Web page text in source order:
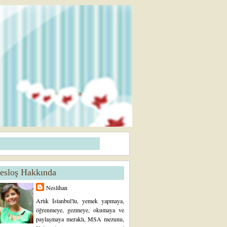
Hakkında
Neslihan
Artık İstanbul'lu, yemek yapmaya,
öğrenmeye, gezmeye, okumaya ve
paylaşmaya meraklı, MSA mezunu,